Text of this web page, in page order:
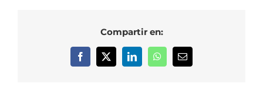
Compartir en:
Facebook
X LinkedInWhatsAppCorreo
electrónico